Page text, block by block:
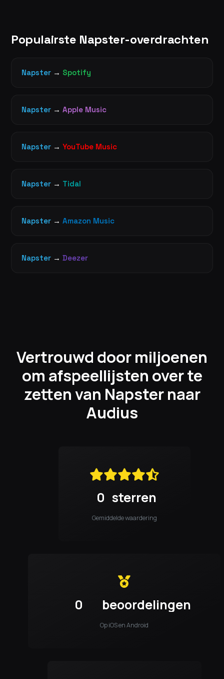
Populairste Napster-overdrachten
Napster → Spotify
Napster → Apple Music
Napster → YouTube Music
Napster → Tidal
Napster → Amazon Music
Napster → Deezer
Vertrouwd door miljoenen
om afspeellijsten over te
zetten van Napster naar
Audius
0 sterren
Gemiddelde waardering
0 beoordelingen
Op iOS en Android